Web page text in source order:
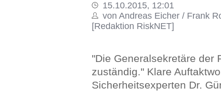
15.10.2015, 12:01
von Andreas Eicher / Frank
[Redaktion RiskNET]
"Die Generalsekretäre der
zuständig." Klare
Sicherheitsexperten Dr.